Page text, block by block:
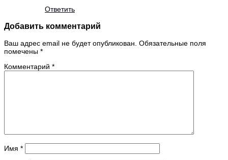
Ответить
Добавить комментарий
Ваш адрес email не будет опубликован. Обязательные поля
помечены *
Комментарий *
Имя *